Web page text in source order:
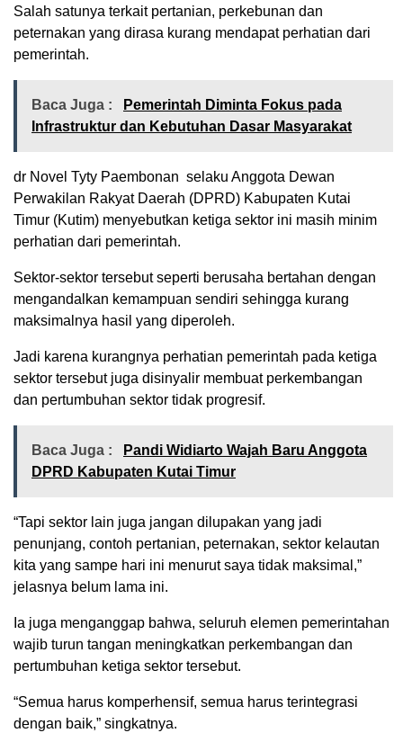
Salah satunya terkait pertanian, perkebunan dan
peternakan yang dirasa kurang mendapat perhatian dari
pemerintah.
Baca Juga :
Pemerintah Diminta Fokus pada
Infrastruktur dan Kebutuhan Dasar Masyarakat
dr Novel Tyty Paembonan selaku Anggota Dewan
Perwakilan Rakyat Daerah (DPRD) Kabupaten Kutai
Timur (Kutim) menyebutkan ketiga sektor ini masih minim
perhatian dari pemerintah.
Sektor-sektor tersebut seperti berusaha bertahan dengan
mengandalkan kemampuan sendiri sehingga kurang
maksimalnya hasil yang diperoleh.
Jadi karena kurangnya perhatian pemerintah pada ketiga
sektor tersebut juga disinyalir membuat perkembangan
dan pertumbuhan sektor tidak progresif.
Baca Juga :
Pandi Widiarto Wajah Baru Anggota
DPRD Kabupaten Kutai Timur
“Tapi sektor lain juga jangan dilupakan yang jadi
penunjang, contoh pertanian, peternakan, sektor kelautan
kita yang sampe hari ini menurut saya tidak maksimal,”
jelasnya belum lama ini.
Ia juga menganggap bahwa, seluruh elemen pemerintahan
wajib turun tangan meningkatkan perkembangan dan
pertumbuhan ketiga sektor tersebut.
“Semua harus komperhensif, semua harus terintegrasi
dengan baik,” singkatnya.